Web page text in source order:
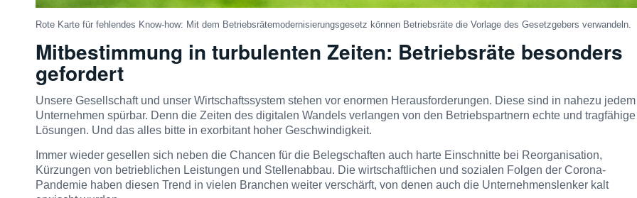
Rote Karte für fehlendes Know-how: Mit dem Betriebsrätemodernisierungsgesetz können Betriebsräte die Vorlage des Gesetzgebers verwandeln.
Mitbestimmung in turbulenten Zeiten: Betriebsräte besonders
gefordert
Unsere Gesellschaft und unser Wirtschaftssystem stehen vor enormen Herausforderungen. Diese sind in nahezu jedem
Unternehmen spürbar. Denn die Zeiten des digitalen Wandels verlangen von den Betriebspartnern echte und tragfähige
Lösungen. Und das alles bitte in exorbitant hoher Geschwindigkeit.
Immer wieder gesellen sich neben die Chancen für die Belegschaften auch harte Einschnitte bei Reorganisation,
Kürzungen von betrieblichen Leistungen und Stellenabbau. Die wirtschaftlichen und sozialen Folgen der Corona-
Pandemie haben diesen Trend in vielen Branchen weiter verschärft, von denen auch die Unternehmenslenker kalt